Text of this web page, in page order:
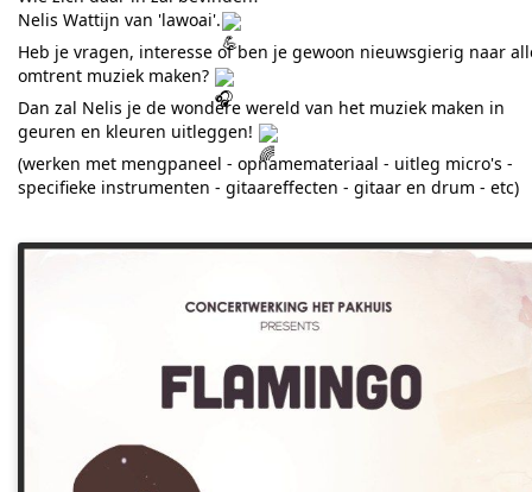
Nelis Wattijn van 'lawoai'.
Heb je vragen, interesse of ben je gewoon nieuwsgierig naar
omtrent muziek maken?
Dan zal Nelis je de wondere wereld van het muziek maken in
geuren en kleuren uitleggen!
(werken met mengpaneel - opnamemateriaal - uitleg micro's -
specifieke instrumenten - gitaareffecten - gitaar en drum - etc)